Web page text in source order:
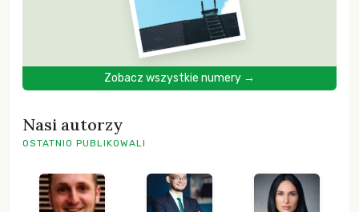
Zobacz wszystkie numery →
Nasi autorzy
OSTATNIO PUBLIKOWALI